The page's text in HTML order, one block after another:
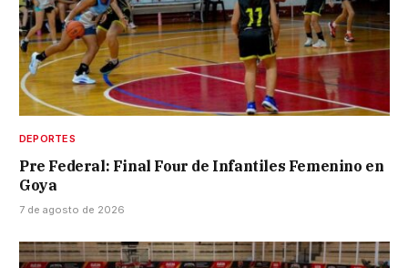
DEPORTES
Pre Federal: Final Four de Infantiles Femenino en
Goya
7 de agosto de 2026